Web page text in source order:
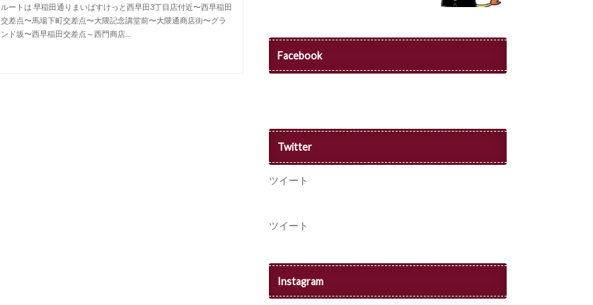
ルートは 早稲田通りまいばすけっと西早田3丁目店付近〜西早稲田
交差点〜馬場下町交差点〜大隈記念講堂前〜大隈通商店街〜グラ
ンド坂〜西早稲田交差点～西門商店…
Facebook
Twitter
ツイート
ツイート
Instagram